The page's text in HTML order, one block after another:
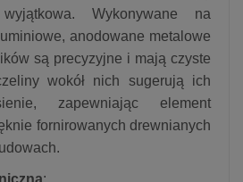
Wykonywane na
anodowane metalowe
są precyzyjne i mają czyste
wokół nich sugerują ich
zapewniając element
fornirowanych drewnianych
: